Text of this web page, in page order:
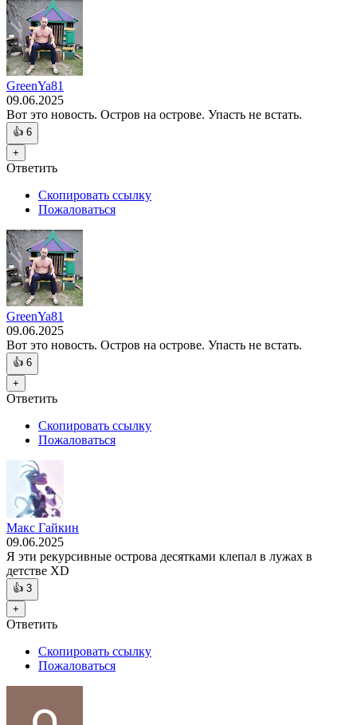
GreenYa81
09.06.2025
Вот это новость. Остров на острове. Упасть не встать.
👍 6
+
Ответить
Скопировать ссылку
Пожаловаться
GreenYa81
09.06.2025
Вот это новость. Остров на острове. Упасть не встать.
👍 6
+
Ответить
Скопировать ссылку
Пожаловаться
Макс Гайкин
09.06.2025
Я эти рекурсивные острова десятками клепал в лужах в
детстве XD
👍 3
+
Ответить
Скопировать ссылку
Пожаловаться